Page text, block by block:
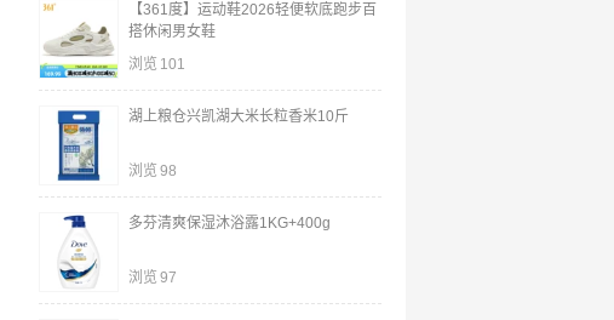
【361度】运动鞋2026轻便软底跑步百
搭休闲男女鞋
浏览 101
湖上粮仓兴凯湖大米长粒香米10斤
浏览 98
多芬清爽保湿沐浴露1KG+400g
浏览 97